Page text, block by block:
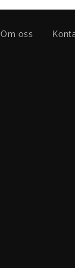
Om oss